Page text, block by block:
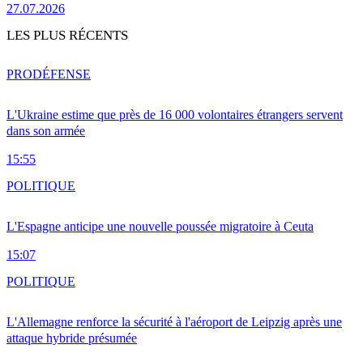
27.07.2026
LES PLUS RÉCENTS
L'Ukraine estime que près de 16 000 volontaires étrangers servent
dans son armée
15:55
PRODÉFENSE
L'Espagne anticipe une nouvelle poussée migratoire à Ceuta
15:07
POLITIQUE
L'Allemagne renforce la sécurité à l'aéroport de Leipzig après une
attaque hybride présumée
POLITIQUE